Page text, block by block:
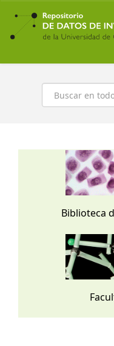
Ir
contenido
principal
Buscar
Biblioteca